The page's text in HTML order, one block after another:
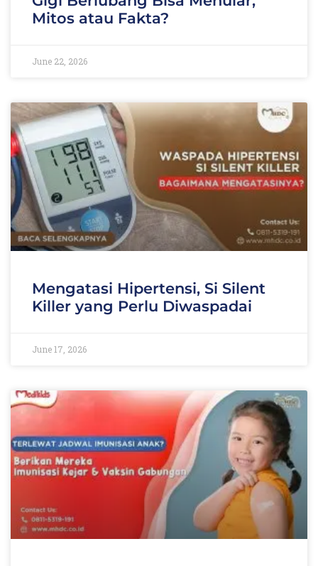
Mitos atau Fakta?
June 22, 2026
Mengatasi Hipertensi, Si Silent
Killer yang Perlu Diwaspadai
June 17, 2026